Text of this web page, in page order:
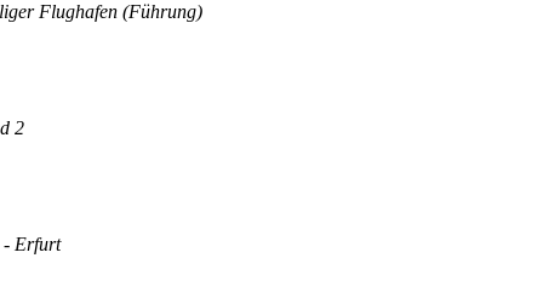
Flughafen (Führung)
2
- Erfurt